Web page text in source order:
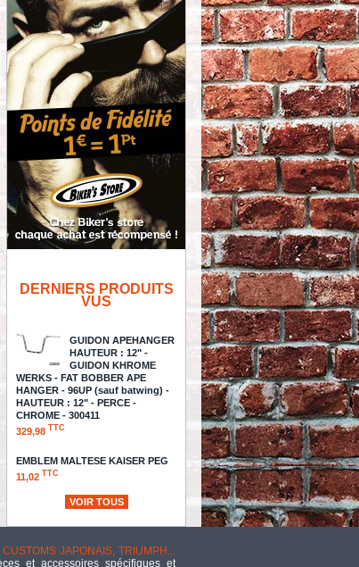
DERNIERS PRODUITS
VUS
GUIDON APEHANGER
HAUTEUR : 12" -
GUIDON KHROME
WERKS - FAT BOBBER APE
HANGER - 96UP (sauf batwing) -
HAUTEUR : 12" - PERCE -
CHROME - 300411
329,98 TTC
EMBLEM MALTESE KAISER PEG
11,02 TTC
EXHAUST SP CAR Z750
VOIR TOUS
JAPONAIS, TRIUMPH...
et accessoires spécifiques et